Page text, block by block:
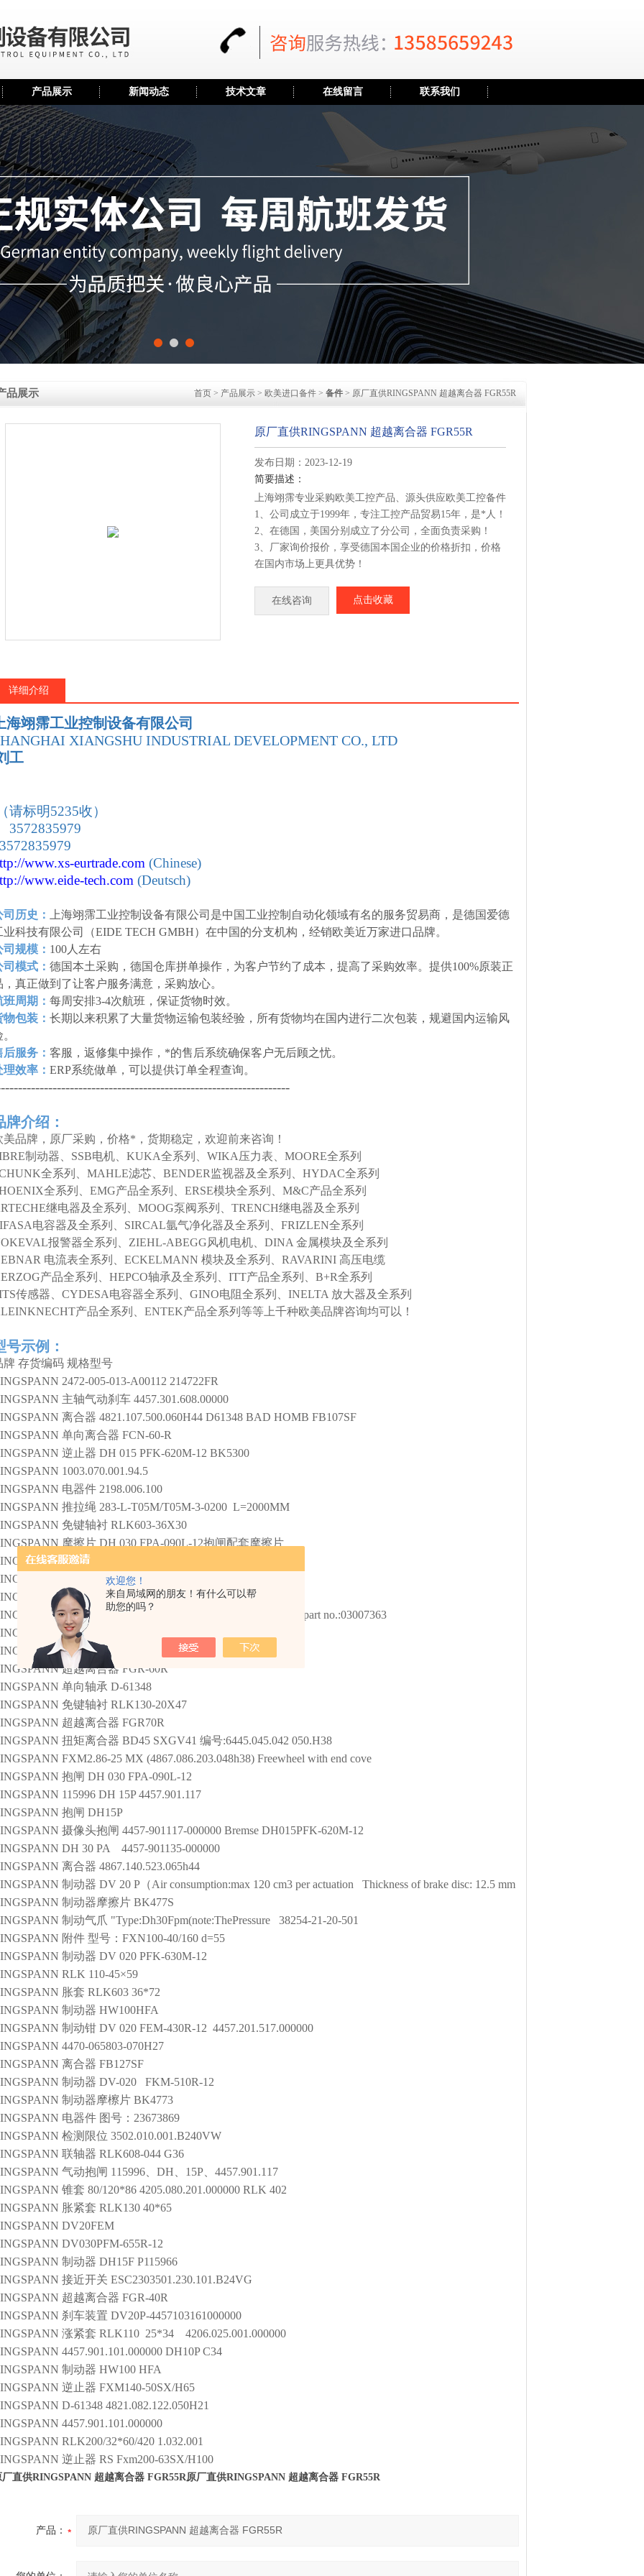
欢迎您！
来自局域网的朋友！有什么可以帮
助您的吗？
产品展示 新闻动态 技术文章 在线留言 联系我们
品展示 首页 > 产品展示 > 欧美进口备件 > 备件 > 原厂直供RINGSPANN 超越离合器 FGR55R
原厂直供RINGSPANN 超越离合器 FGR55R
发布日期：2023-12-19
简要描述：
上海翊霈专业采购欧美工控产品、源头供应欧美工控备件
1、公司成立于1999年，专注工控产品贸易15年，是*人！
2、在德国，美国分别成立了分公司，全面负责采购！
3、厂家询价报价，享受德国本国企业的价格折扣，价格
在国内市场上更具优势！
部发货！
原厂直供RINGSPANN 超越离合器 FGR55R
在线咨询 点击收藏
详细介绍
海翊霈工业控制设备有限公司
XIANGSHU INDUSTRIAL DEVELOPMENT CO., LTD
工
请标明5235收）
3572835979
www.xs-eurtrade.com (Chinese)
www.eide-tech.com (Deutsch)
司历史：
上海翊霈工业控制设备有限公司是中国工业控制自动化领域有名的服务贸易商，是德国爱德
业科技有限公司（EIDE TECH GMBH）在中国的分支机构，经销欧美近万家进口品牌。
司规模： 100人左右
司模式： 德国本土采购，德国仓库拼单操作，为客户节约了成本，提高了采购效率。提供100%原装正
，真正做到了让客户服务满意，采购放心。
班周期： 每周安排3-4次航班，保证货物时效。
物包装： 长期以来积累了大量货物运输包装经验，所有货物均在国内进行二次包装，规避国内运输风
后服务： 客服，返修集中操作，*的售后系统确保客户无后顾之忧。
理效率： ERP系统做单，可以提供订单全程查询。
牌介绍：
美品牌，原厂采购，价格*，货期稳定，欢迎前来咨询！
制动器、SSB电机、KUKA全系列、WIKA压力表、MOORE全系列
全系列、MAHLE滤芯、BENDER监视器及全系列、HYDAC全系列
全系列、EMG产品全系列、ERSE模块全系列、M&C产品全系列
继电器及全系列、MOOG泵阀系列、TRENCH继电器及全系列
电容器及全系列、SIRCAL氩气净化器及全系列、FRIZLEN全系列
报警器全系列、ZIEHL-ABEGG风机电机、DINA 金属模块及全系列
电流表全系列、ECKELMANN 模块及全系列、RAVARINI 高压电缆
产品全系列、HEPCO轴承及全系列、ITT产品全系列、B+R全系列
传感器、CYDESA电容器全系列、GINO电阻全系列、INELTA 放大器及全系列
产品全系列、ENTEK产品全系列等等上千种欧美品牌咨询均可以！
号示例：
牌 存货编码 规格型号
2472-005-013-A00112 214722FR
主轴气动刹车 4457.301.608.00000
离合器 4821.107.500.060H44 D61348 BAD HOMB FB107SF
单向离合器 FCN-60-R
逆止器 DH 015 PFK-620M-12 BK5300
1003.070.001.94.5
电器件 2198.006.100
推拉绳 283-L-T05M/T05M-3-0200 L=2000MM
免键轴衬 RLK603-36X30
摩擦片 DH 030 FPA-090L-12抱闸配套摩擦片
DV 030 PFM-655 R-12
CZ/100L-99Z
4457.103.161.000000
抱闸 DH 30 PA Brake tong DH 30 PA manufaction part no.:03007363
DH10FPM-H-4457.100.680.0000
DH 030 FPA-090R-12
超越离合器 FGR-60R
单向轴承 D-61348
免键轴衬 RLK130-20X47
超越离合器 FGR70R
扭矩离合器 BD45 SXGV41 编号:6445.045.042 050.H38
FXM2.86-25 MX (4867.086.203.048h38) Freewheel with end cove
抱闸 DH 030 FPA-090L-12
115996 DH 15P 4457.901.117
抱闸 DH15P
摄像头抱闸 4457-901117-000000 Bremse DH015PFK-620M-12
DH 30 PA 4457-901135-000000
离合器 4867.140.523.065h44
制动器 DV 20 P（Air consumption:max 120 cm3 per actuation Thickness of brake disc: 12.5 mm
制动器摩擦片 BK477S
制动气爪 "Type:Dh30Fpm(note:ThePressure 38254-21-20-501
附件 型号：FXN100-40/160 d=55
制动器 DV 020 PFK-630M-12
RLK 110-45×59
胀套 RLK603 36*72
制动器 HW100HFA
制动钳 DV 020 FEM-430R-12 4457.201.517.000000
4470-065803-070H27
离合器 FB127SF
制动器 DV-020 FKM-510R-12
制动器摩檫片 BK4773
电器件 图号：23673869
检测限位 3502.010.001.B240VW
联轴器 RLK608-044 G36
气动抱闸 115996、DH、15P、4457.901.117
锥套 80/120*86 4205.080.201.000000 RLK 402
胀紧套 RLK130 40*65
DV20FEM
DV030PFM-655R-12
制动器 DH15F P115966
接近开关 ESC2303501.230.101.B24VG
超越离合器 FGR-40R
刹车装置 DV20P-4457103161000000
涨紧套 RLK110 25*34 4206.025.001.000000
4457.901.101.000000 DH10P C34
制动器 HW100 HFA
逆止器 FXM140-50SX/H65
D-61348 4821.082.122.050H21
4457.901.101.000000
RLK200/32*60/420 1.032.001
逆止器 RS Fxm200-63SX/H100
厂直供RINGSPANN 超越离合器 FGR55R原厂直供RINGSPANN 超越离合器 FGR55R
产品：